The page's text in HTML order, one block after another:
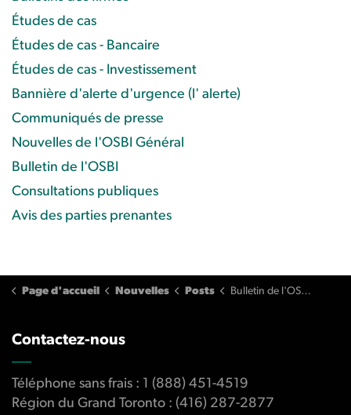
Études de cas
Études de cas - Bancaire
Études de cas - Investissement
Bannière d'alerte d'urgence (l' alerte)
Communiqués de presse
Nouvelles de l'OSBI Général
Bulletin de l'OSBI
Consultations publiques
Avis des parties prenantes
Page d'accueil Nouvelles Posts Bulletin de l'OSBI: édition T2/2024
Contactez-nous
Téléphone sans frais : 1 (888) 451-4519
Région du Grand Toronto : (416) 287-2877